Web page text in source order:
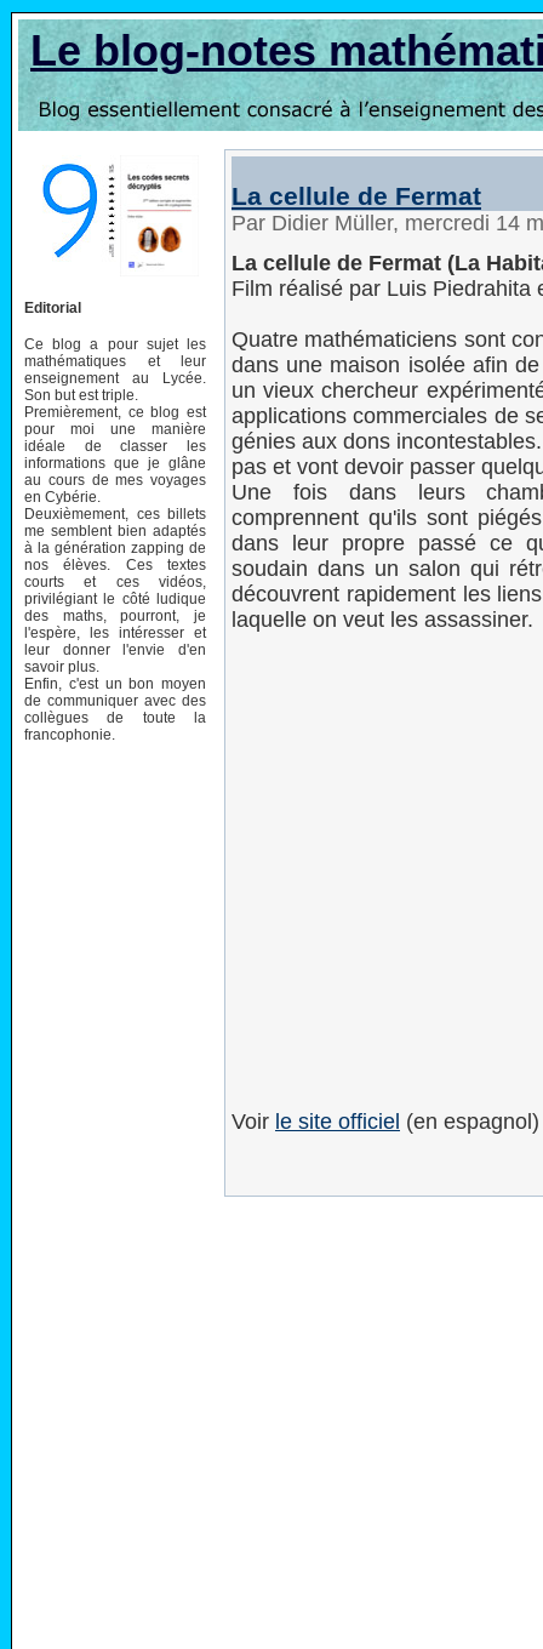
Le blog-notes
Editorial
Ce blog a pour sujet les
mathématiques et leur
enseignement au Lycée.
Son but est triple.
Premièrement, ce blog est
pour moi une manière
idéale de classer les
informations que je glâne
au cours de mes voyages
en Cybérie.
Deuxièmement, ces billets
me semblent bien adaptés
à la génération zapping de
nos élèves. Ces textes
courts et ces vidéos,
privilégiant le côté ludique
des maths, pourront, je
l'espère, les intéresser et
leur donner l'envie d'en
savoir plus.
Enfin, c'est un bon moyen
de communiquer avec des
collègues de toute la
francophonie.
La cellule de Fermat
Par Didier Müller, mercredi 14
La cellule de Fermat (La
Film réalisé par Luis Piedrahita
Quatre mathématiciens sont
dans une maison isolée afin
un vieux chercheur
applications commerciales de
génies aux dons
pas et vont devoir passer
Une fois dans leurs
comprennent qu'ils sont
dans leur propre passé ce
soudain dans un salon qui
découvrent rapidement les
laquelle on veut les assassiner.
Voir le site officiel (en espagnol)